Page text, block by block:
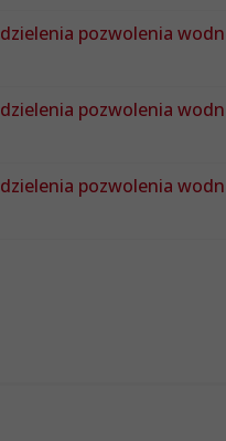
pozwolenia
pozwolenia
pozwolenia